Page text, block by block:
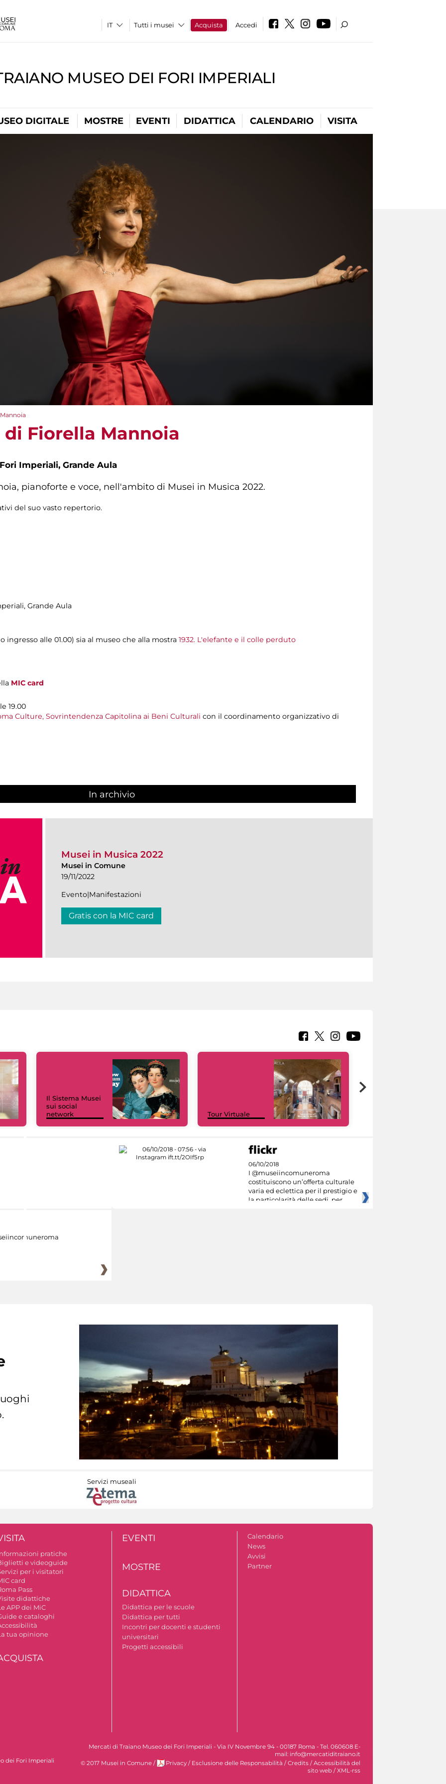
Tutti i musei Acquista Accedi
MUSEO DEI FORI IMPERIALI
DIGITALE MOSTRE EVENTI DIDATTICA CALENDARIO VISITA
Fiorella Mannoia
Imperiali, Grande Aula
pianoforte e voce, nell'ambito di Musei in Musica 2022.
del suo vasto repertorio.
, Grande Aula
ingresso alle 01.00) sia al museo che alla mostra 1932. L'elefante e il colle perduto
MIC card
19.00
Culture, Sovrintendenza Capitolina ai Beni Culturali con il coordinamento organizzativo di
In archivio
Musei in Musica 2022
Musei in Comune
19/11/2022
Evento|Manifestazioni
Gratis con la MIC card
Il Sistema Musei
sui social
network
Tour Virtuale
06/10/2018
I @museiincomuneroma
costituiscono un’offerta culturale
varia ed eclettica per il prestigio e
la particolarità delle sedi, per
Servizi museali
pratiche
e videoguide
per i visitatori
card
Pass
didattiche
APP dei MiC
e cataloghi
tua opinione
EVENTI
MOSTRE
DIDATTICA
Didattica per le scuole
Didattica per tutti
Incontri per docenti e studenti
universitari
Progetti accessibili
Calendario
News
Avvisi
Partner
dei Fori Imperiali
Mercati di Traiano Museo dei Fori Imperiali - Via IV Novembre 94 - 00187 Roma - Tel. 060608 E-
mail: info@mercatiditraiano.it
© 2017 Musei in Comune / Privacy / Esclusione delle Responsabilità / Credits / Accessibilità del
sito web / XML-rss